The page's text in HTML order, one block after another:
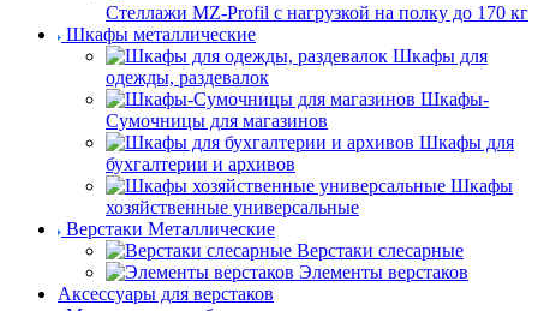
Стеллажи MZ-Profil с нагрузкой на полку до 170 кг
Шкафы металлические
Шкафы для
одежды, раздевалок
Шкафы-
Сумочницы для магазинов
Шкафы для
бухгалтерии и архивов
Шкафы
хозяйственные универсальные
Верстаки Металлические
Верстаки слесарные
Элементы верстаков
Аксессуары для верстаков